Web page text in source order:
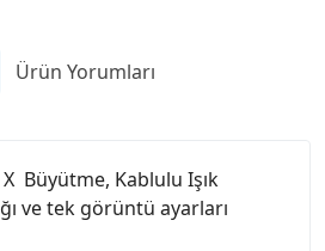
Ürün Yorumları
Büyütme, Kablulu Işık
ve tek görüntü ayarları